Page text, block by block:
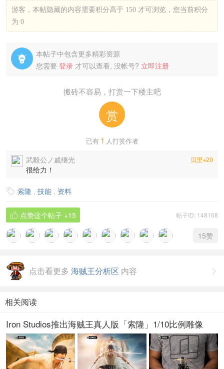
游客，本帖隐藏的内容需要积分高于 150 才可浏览，您当前积分
为 0

本帖子中包含更多精彩资源
您需要 登录 才可以查看, 没帐号? 立即注册
搬砖不容易，打赏一下楼主吧
赏
已有 1 人打赏作者
贝里+20
武毅公ノ戚继光
很给力！
 索隆 , 技能 , 资料
帖子ID: 148168
 点赞这个帖子 +15
15赞

点击看更多 海贼王分析区 内容
相关阅读
Iron Studios推出海贼王真人版「索隆」1/10比例雕像